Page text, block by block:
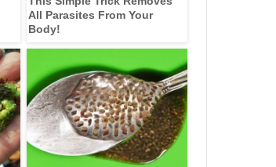
All Parasites From Your
Body!